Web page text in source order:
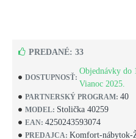
DOSTUPNOSŤ:
Objednávky do
Vianoc 2025.
PARTNERSKÝ PROGRAM: 40
MODEL: Stolička 40259
EAN: 4250243593074
PREDAJCA: Komfort-nábytok-
PREDANÉ: 33